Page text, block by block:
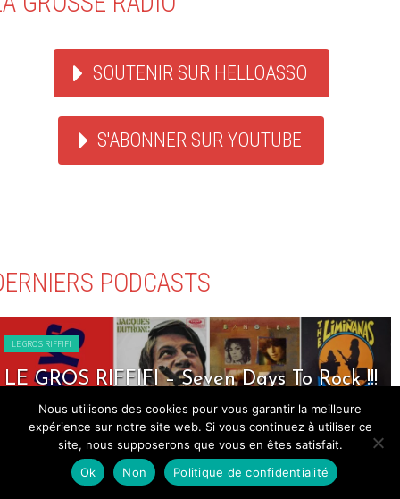
SOUTENIR SUR HELLOASSO
S'ABONNER SUR YOUTUBE
PODCASTS
LE GROS RIFFIFI
LE GROS RIFFIFI – Seven Days To Rock !!!
Nous utilisons des cookies pour vous garantir la meilleure
expérience sur notre site web. Si vous continuez à utiliser ce
site, nous supposerons que vous en êtes satisfait.
Ok
Non Politique de confidentialité